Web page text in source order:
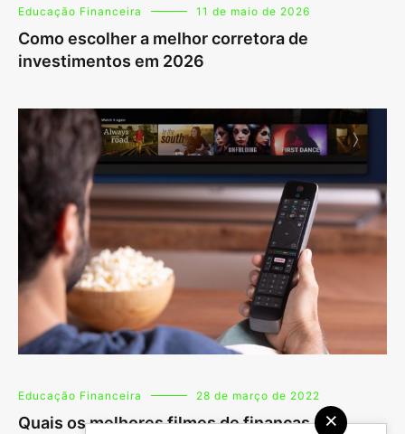
Educação Financeira 11 de maio de 2026
Como escolher a melhor corretora de
investimentos em 2026
Educação Financeira 28 de março de 2022
Quais os melhores filmes de finanças
×